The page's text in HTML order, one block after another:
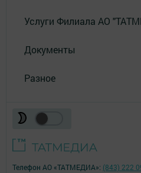
Услуги Филиала АО
Документы
Разное
Телефон АО «ТАТМЕДИА»: (843) 222